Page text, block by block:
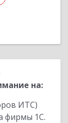
на:
ИТС)
фирмы 1С.